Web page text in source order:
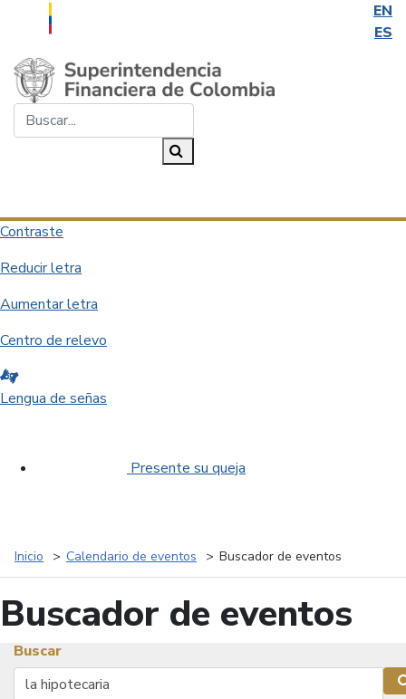
EN
ES
Saltar al contenido principal
Contraste
Reducir letra
Aumentar letra
Centro de relevo
Lengua de señas
Presente su queja
Inicio Calendario de eventos Buscador de eventos
Buscador de eventos
Buscar
Buscar